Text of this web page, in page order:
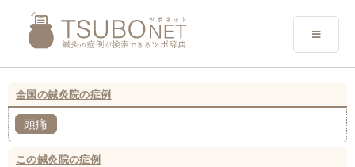
全国の鍼灸院の症例
頭痛
この鍼灸院の症例